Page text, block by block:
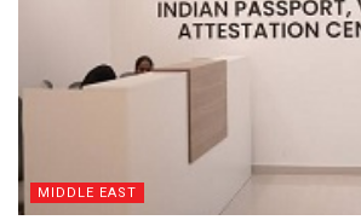
MIDDLE EAST